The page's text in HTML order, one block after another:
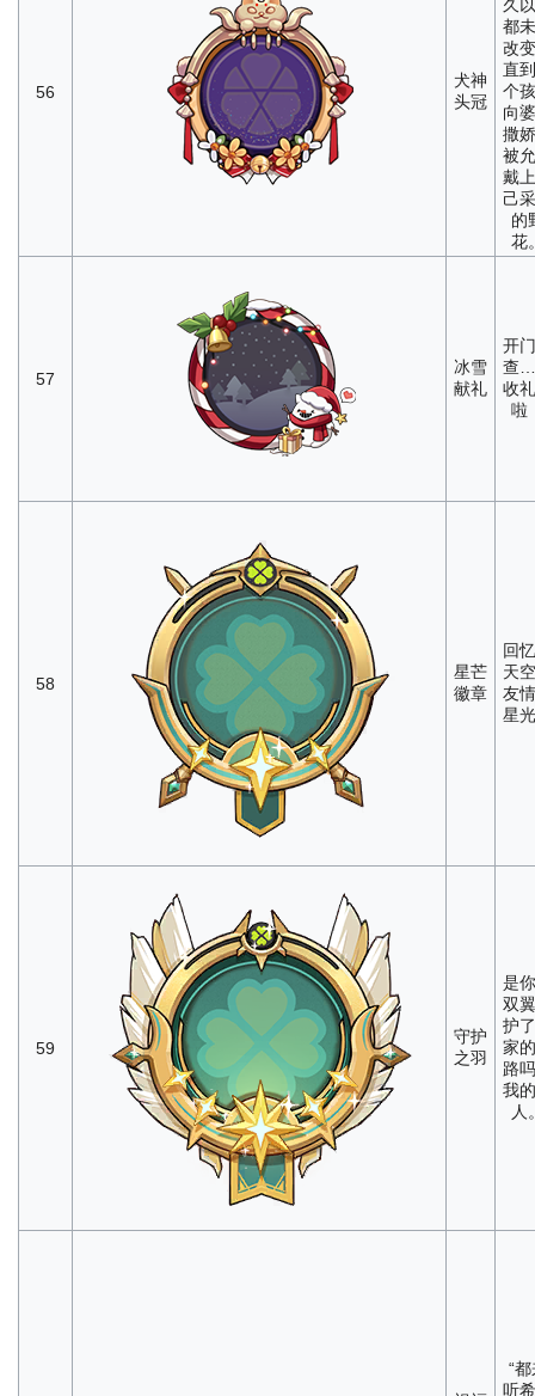
56
犬神
头冠
久
都
改
直
个
向
撒
被
戴
己
的
花
57
冰雪
献礼
开
查
收
啦
58
星芒
徽章
回
天
友
星
59
守护
之羽
是
双
护
家
路
我
人
“
听